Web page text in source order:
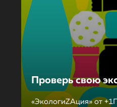
Проверь свою
«ЭкологиZAция» от